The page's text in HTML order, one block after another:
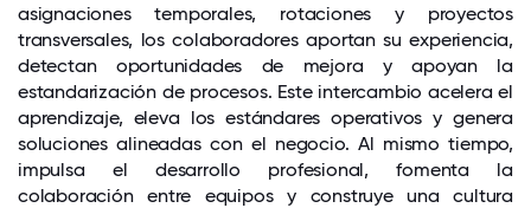
asignaciones temporales, rotaciones y proyectos
transversales, los colaboradores aportan su experiencia,
detectan oportunidades de mejora y apoyan la
estandarización de procesos. Este intercambio acelera el
aprendizaje, eleva los estándares operativos y genera
soluciones alineadas con el negocio. Al mismo tiempo,
impulsa el desarrollo profesional, fomenta la
colaboración entre equipos y construye una cultura